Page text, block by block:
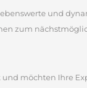
und
zum
möchten Ihre